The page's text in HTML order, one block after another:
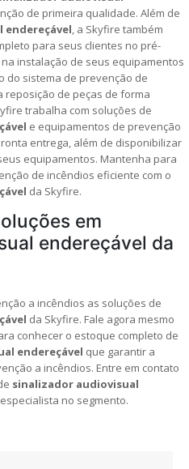
de primeira qualidade. Além de
endereçável, a Skyfire também
para seus clientes no pré-
instalação de seus equipamentos
do sistema de prevenção de
de peças de forma
trabalha com soluções de
e equipamentos de prevenção
entrega, além de disponibilizar
equipamentos. Mantenha para
de incêndios eficiente com o
da Skyfire.
em
endereçável da
a incêndios as soluções de
da Skyfire. Fale agora mesmo
conhecer o estoque completo de
endereçável que garantir a
a incêndios. Entre em contato
sinalizador audiovisual
no segmento.